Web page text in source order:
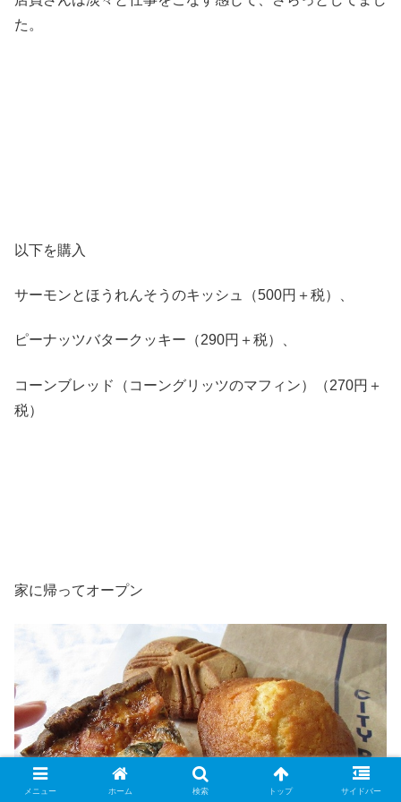
た。
以下を購入
サーモンとほうれんそうのキッシュ（500円＋税）、
ピーナッツバタークッキー（290円＋税）、
コーンブレッド（コーングリッツのマフィン）（270円＋
税）
家に帰ってオープン
メニュー ホーム 検索 トップ サイドバー